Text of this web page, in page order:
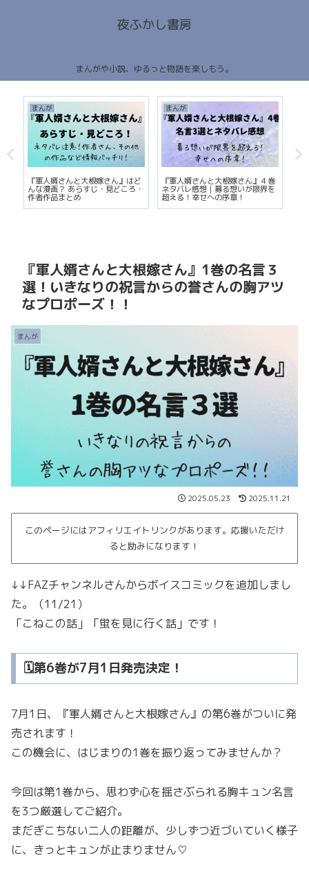
夜ふかし書房
まんがや小説、ゆるっと物語を楽しもう。
まんが
『軍人婿さんと大根嫁さん』はど
んな漫画？ あらすじ・見どころ・
作者作品まとめ
まんが
『軍人婿さんと大根嫁さん』４巻
ネタバレ感想｜募る想いが限界を
超える！幸せへの序章！
『軍人婿さんと大根嫁さん』1巻の名言３
選！いきなりの祝言からの誉さんの胸アツ
なプロポーズ！！
まんが
2025.05.23 2025.11.21
このページにはアフィリエイトリンクがあります。応援いただけ
ると励みになります！
↓↓FAZチャンネルさんからボイスコミックを追加しまし
た。（11/21）
「こねこの話」「蛍を見に行く話」です！
🗓第6巻が7月1日発売決定！
7月1日、『軍人婿さんと大根嫁さん』の第6巻がついに発
売されます！
この機会に、はじまりの1巻を振り返ってみませんか？
今回は第1巻から、思わず心を揺さぶられる胸キュン名言
を3つ厳選してご紹介。
まだぎこちない二人の距離が、少しずつ近づいていく様子
に、きっとキュンが止まりません♡